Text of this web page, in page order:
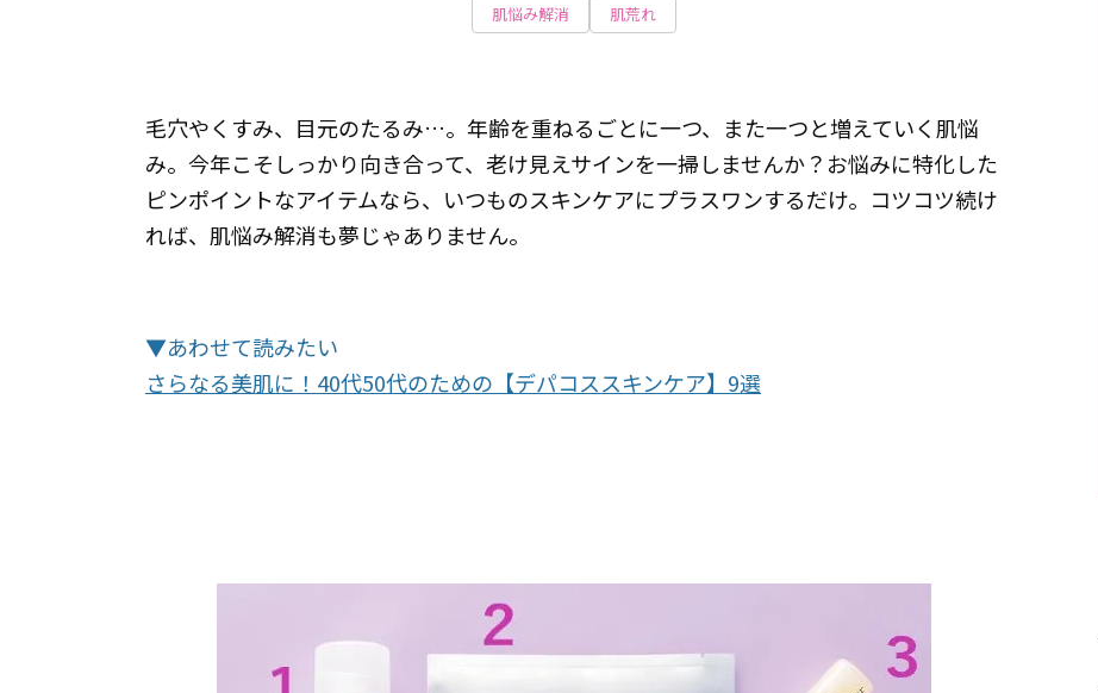
肌悩み解消
肌荒れ
毛穴やくすみ、目元のたるみ…。年齢を重ねるごとに一つ、また一つと増えていく肌悩
み。今年こそしっかり向き合って、老け見えサインを一掃しませんか？お悩みに特化した
ピンポイントなアイテムなら、いつものスキンケアにプラスワンするだけ。コツコツ続け
れば、肌悩み解消も夢じゃありません。
▼あわせて読みたい
さらなる美肌に！40代50代のための【デパコススキンケア】9選